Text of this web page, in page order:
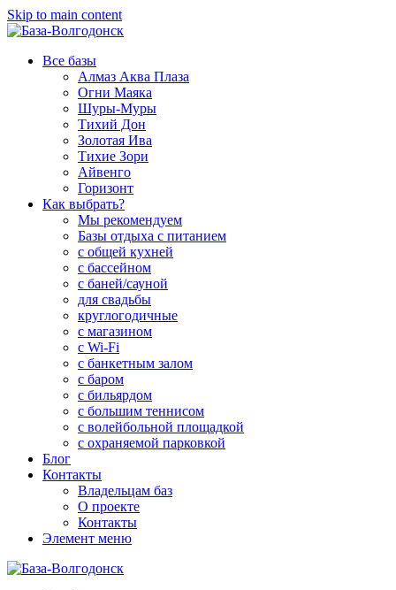
Skip to main content
Все базы
Алмаз Аква Плаза
Огни Маяка
Шуры-Муры
Тихий Дон
Золотая Ива
Тихие Зори
Айвенго
Горизонт
Как выбрать?
Мы рекомендуем
Базы отдыха с питанием
с общей кухней
с бассейном
с баней/сауной
для свадьбы
круглогодичные
с магазином
с Wi-Fi
с банкетным залом
с баром
с бильярдом
с большим теннисом
с волейбольной площадкой
с охраняемой парковкой
Блог
Контакты
Владельцам баз
О проекте
Контакты
Элемент меню